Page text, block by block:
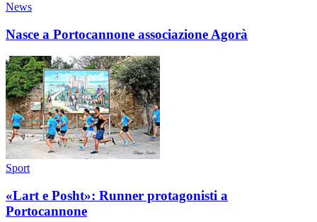
News
Nasce a Portocannone associazione Agorà
Sport
«Lart e Posht»: Runner protagonisti a
Portocannone